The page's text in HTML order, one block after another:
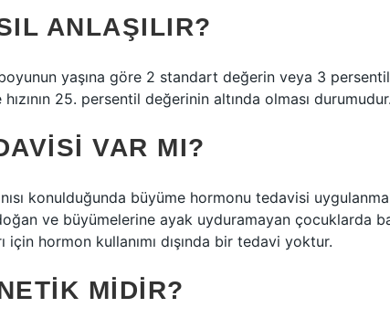
ANLAŞILIR?
boyunun yaşına göre 2 standart değerin veya 3 persentil
25. persentil değerinin altında olması durumudur.
VAR MI?
konulduğunda büyüme hormonu tedavisi
ve büyümelerine ayak uyduramayan çocuklarda
hormon kullanımı dışında bir tedavi yoktur.
MIDIR?